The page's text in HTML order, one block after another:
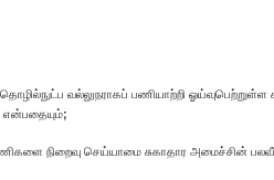
வல்லுநராகப் பணியாற்றி
நிறைவு செய்யாமை சுகாதார அமைச்சின்